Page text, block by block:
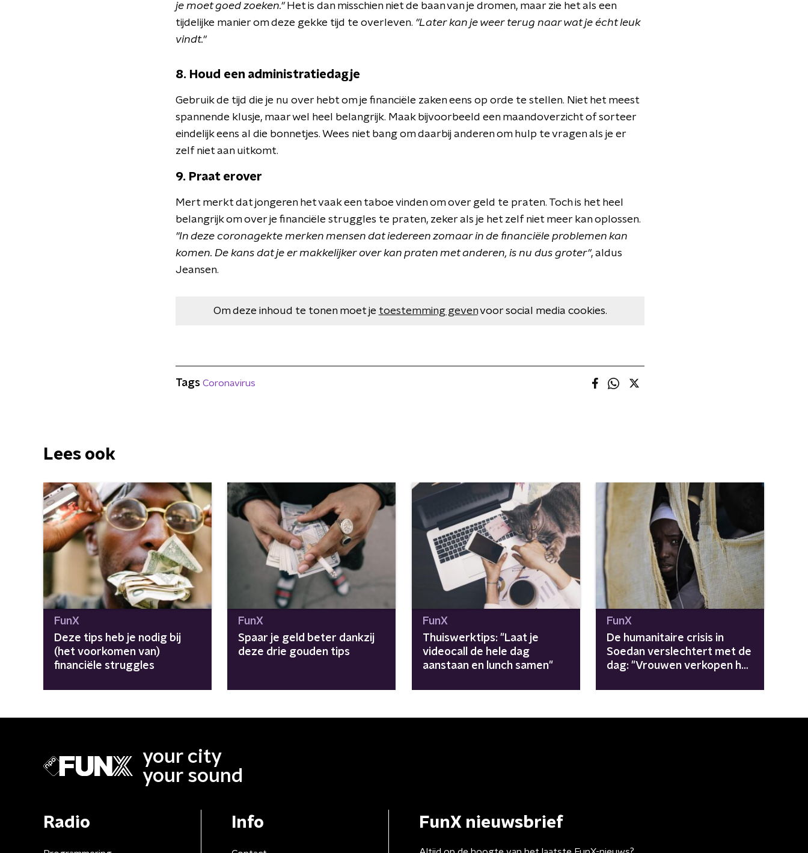
je moet goed zoeken." Het is dan misschien niet de baan van je dromen, maar zie het als een
tijdelijke manier om deze gekke tijd te overleven. "Later kan je weer terug naar wat je écht leuk
vindt."
8. Houd een administratiedagje
Gebruik de tijd die je nu over hebt om je financiële zaken eens op orde te stellen. Niet het meest
spannende klusje, maar wel heel belangrijk. Maak bijvoorbeeld een maandoverzicht of sorteer
eindelijk eens al die bonnetjes. Wees niet bang om daarbij anderen om hulp te vragen als je er
zelf niet aan uitkomt.
9. Praat erover
Mert merkt dat jongeren het vaak een taboe vinden om over geld te praten. Toch is het heel
belangrijk om over je financiële struggles te praten, zeker als je het zelf niet meer kan oplossen.
"In deze coronagekte merken mensen dat iedereen zomaar in de financiële problemen kan
komen. De kans dat je er makkelijker over kan praten met anderen, is nu dus groter", aldus
Jeansen.
Om deze inhoud te tonen moet je toestemming gevenvoor social media cookies.
Tags Coronavirus
Lees ook
FunX
Deze tips heb je nodig bij
(het voorkomen van)
financiële struggles
FunX
Spaar je geld beter dankzij
deze drie gouden tips
FunX
Thuiswerktips: "Laat je
videocall de hele dag
aanstaan en lunch samen"
FunX
De humanitaire crisis in
Soedan verslechtert met de
dag: "Vrouwen verkopen hun
your city
your sound
Radio Info FunX nieuwsbrief